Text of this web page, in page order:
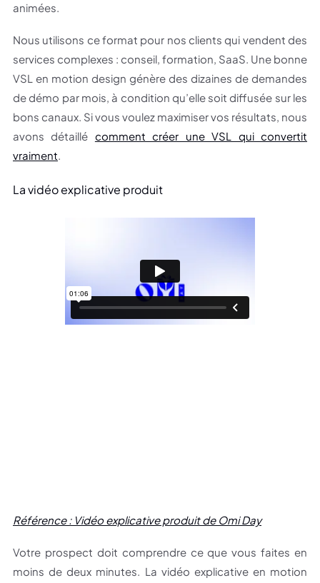
animées.
Nous utilisons ce format pour nos clients qui vendent des
services complexes : conseil, formation, SaaS. Une bonne
VSL en motion design génère des dizaines de demandes
de démo par mois, à condition qu’elle soit diffusée sur les
bons canaux. Si vous voulez maximiser vos résultats, nous
avons détaillé comment créer une VSL qui convertit
vraiment.
La vidéo explicative produit
Référence : Vidéo explicative produit de Omi Day
Votre prospect doit comprendre ce que vous faites en
moins de deux minutes. La vidéo explicative en motion